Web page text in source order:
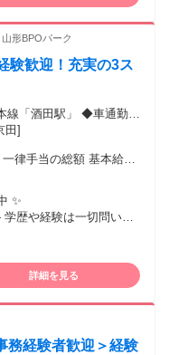
】
ンターネット環境：速
リティソフト ＜注
ている機器は不可です。
は、Microsoft社のサポ
ざいます。WindowsOS
難しい国に在住の方は
。
形BPOパーク
験歓迎！充実の3ス
線「酒田駅」 ◆車通勤
田]
の総額 基本給：
なし 全員に一律で支払
り1万円 〜 1万円 ✨
✨月給20万
イフプラン手当：1万円
・時間外手当（1分単位
あり ・賞与年2回
✨
経験は一切問いま
の基本操作が できれば
詳細を見る
務経験者歓迎＞経験